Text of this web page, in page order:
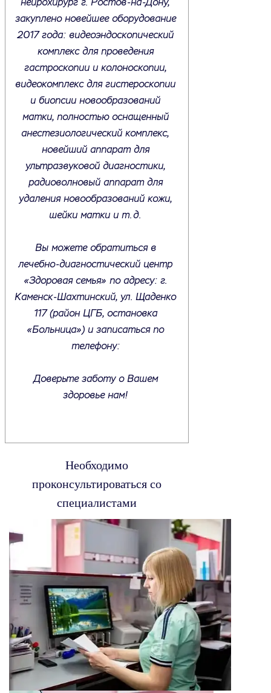
Необходимо
проконсультироваться со
специалистами
нейрохирург г. Ростов-на-Дону,
закуплено новейшее оборудование
2017 года: видеоэндоскопический
комплекс для проведения
гастроскопии и колоноскопии,
видеокомплекс для гистероскопии
и биопсии новообразований
матки, полностью оснащенный
анестезиологический комплекс,
новейший аппарат для
ультразвуковой диагностики,
радиоволновый аппарат для
удаления новообразований кожи,
шейки матки и т.д.
Вы можете обратиться в
лечебно-диагностический центр
«Здоровая семья» по адресу: г.
Каменск-Шахтинский, ул. Щаденко
117 (район ЦГБ, остановка
«Больница») и записаться по
телефону:
Доверьте заботу о Вашем
здоровье нам!